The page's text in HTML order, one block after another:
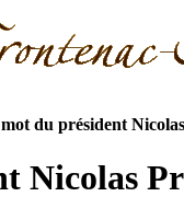
du président
Nicolas